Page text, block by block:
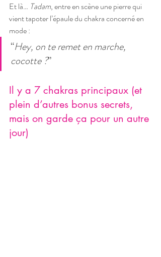
Et là… Tadam, entre en scène une pierre qui
vient tapoter l’épaule du chakra concerné en
mode :
“Hey, on te remet en marche,
cocotte ?”
Il y a 7 chakras principaux (et
plein d’autres bonus secrets,
mais on garde ça pour un autre
jour)